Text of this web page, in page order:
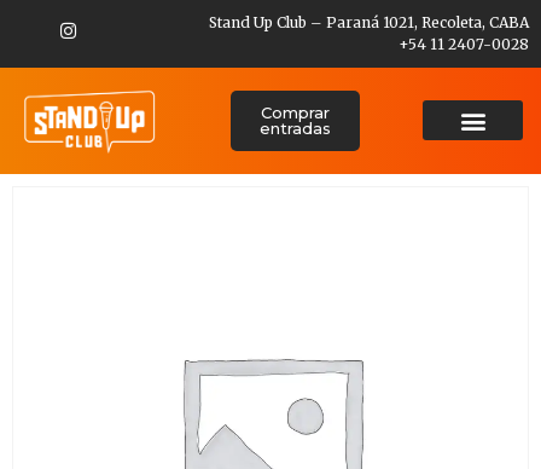
Stand Up Club – Paraná 1021, Recoleta, CABA
+54 11 2407-0028
Comprar
entradas